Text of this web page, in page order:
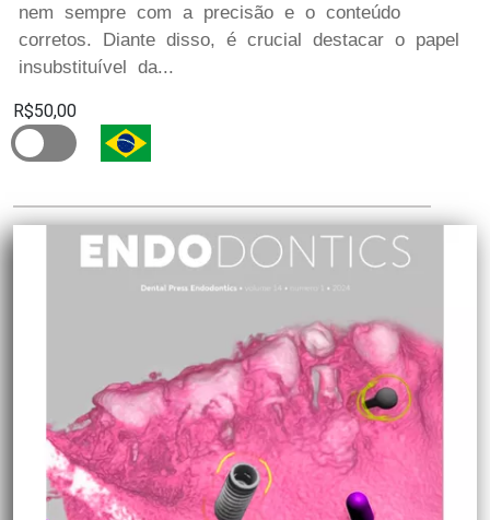
nem sempre com a precisão e o conteúdo
corretos. Diante disso, é crucial destacar o papel
insubstituível da...
R$50,00